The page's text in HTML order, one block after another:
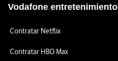
Vodafone entretenimiento
Contratar Netflix
Contratar HBO Max